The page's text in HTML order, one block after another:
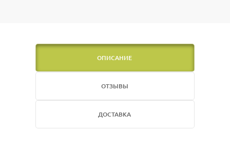
ОПИСАНИЕ
ОТЗЫВЫ
ДОСТАВКА